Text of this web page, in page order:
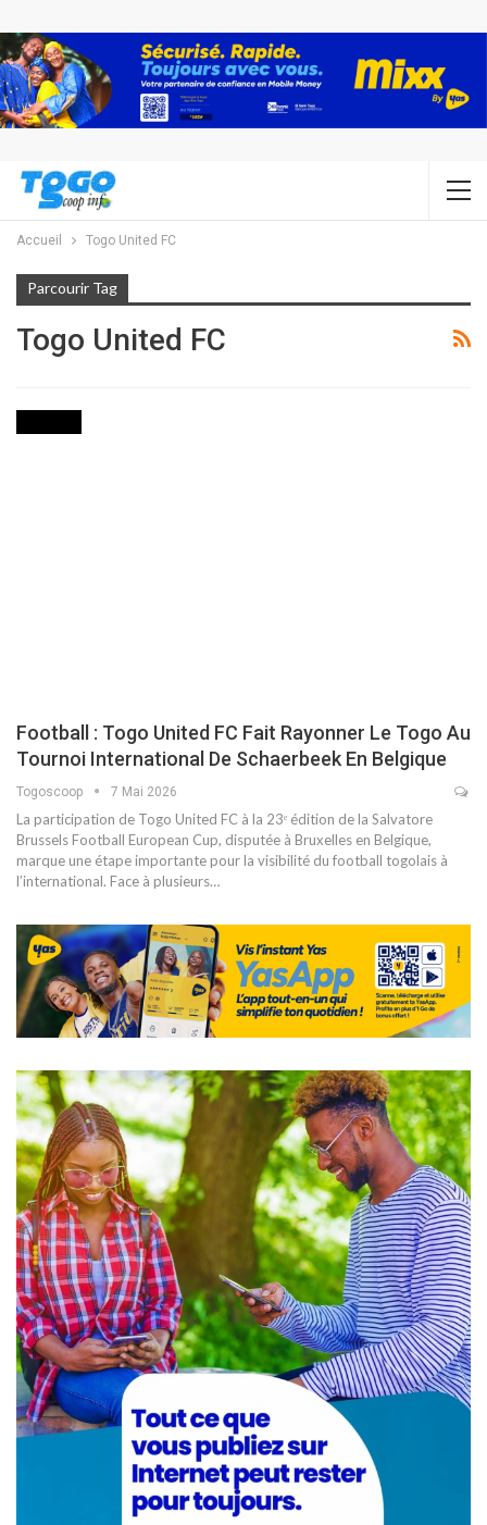
Accueil Togo United FC
Parcourir Tag
Togo United FC
Football : Togo United FC Fait Rayonner Le Togo Au
Tournoi International De Schaerbeek En Belgique
Togoscoop 7 Mai 2026
La participation de Togo United FC à la 23ᵉ édition de la Salvatore
Brussels Football European Cup, disputée à Bruxelles en Belgique,
marque une étape importante pour la visibilité du football togolais à
l’international. Face à plusieurs…